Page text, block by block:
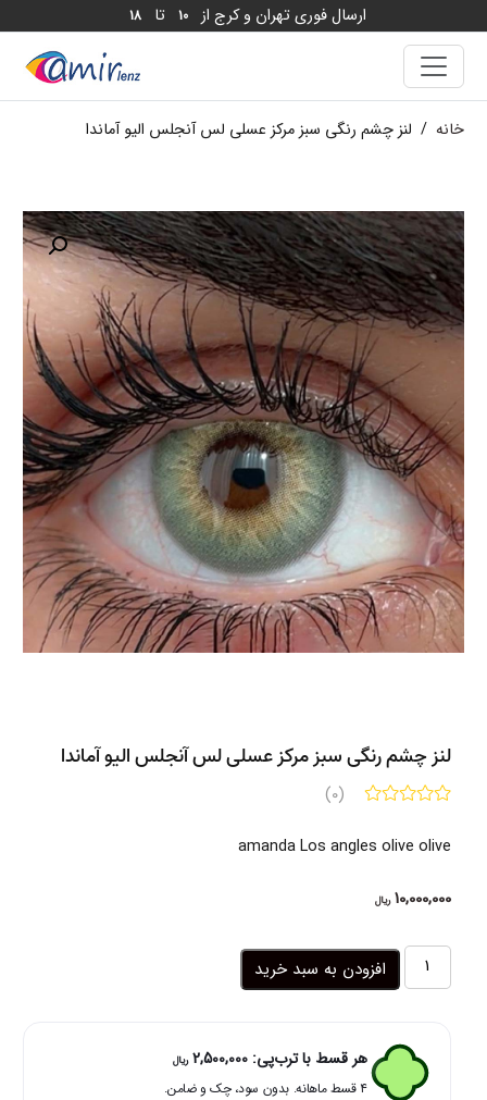
ارسال فوری تهران و کرج از 10 تا 18
خانه / لنز چشم رنگی سبز مرکز عسلی لس آنجلس الیو آماندا
لنز چشم رنگی سبز مرکز عسلی لس آنجلس الیو آماندا
(0)
amanda Los angles olive olive
10,000,000 ریال
لنز
چشم
عسلی
افزودن به سبد خرید
هر قسط با ترب‌پی: 2,500,000 ریال
۴ قسط ماهانه. بدون سود، چک و ضامن.